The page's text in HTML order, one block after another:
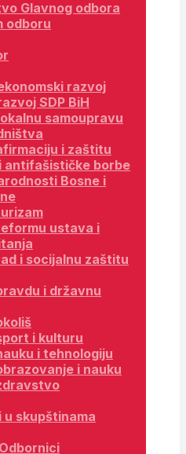
Glavnog odbora
odboru
razvoj
SDP BiH
samoupravu
i zaštitu
antifašističke borbe
Bosne i
ustava i
i socijalnu zaštitu
i državnu
i kulturu
i tehnologiju
i nauku
skupštinama